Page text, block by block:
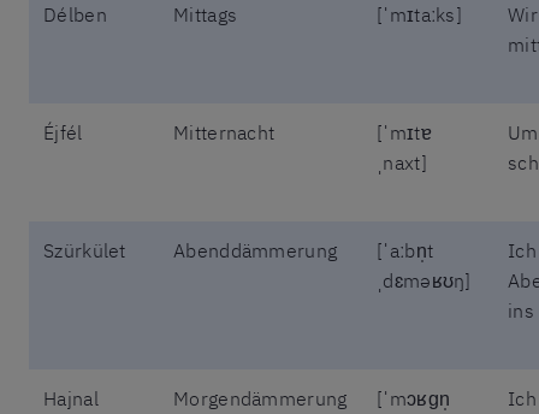
Délben Mittags [ˈmɪtaːks]
Éjfél Mitternacht
[ˈmɪtɐ
ˌnaxt]
Szürkület Abenddämmerung
[ˈaːbn̩t
ˌdɛməʁʊŋ]
ins
Hajnal Morgendämmerung
[ˈmɔʁɡn̩